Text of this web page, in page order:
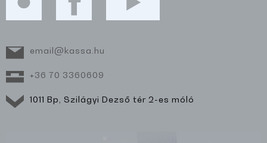
email@kassa.hu
+36 70 3360609
1011 Bp, Szilágyi Dezső tér 2-es móló